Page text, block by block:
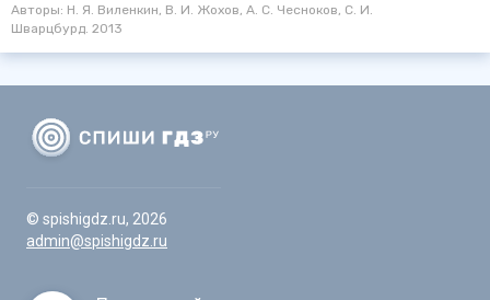
Авторы: Н. Я. Виленкин, В. И. Жохов, А. С. Чесноков, С. И.
Шварцбурд. 2013
© spishigdz.ru, 2026
admin@spishigdz.ru